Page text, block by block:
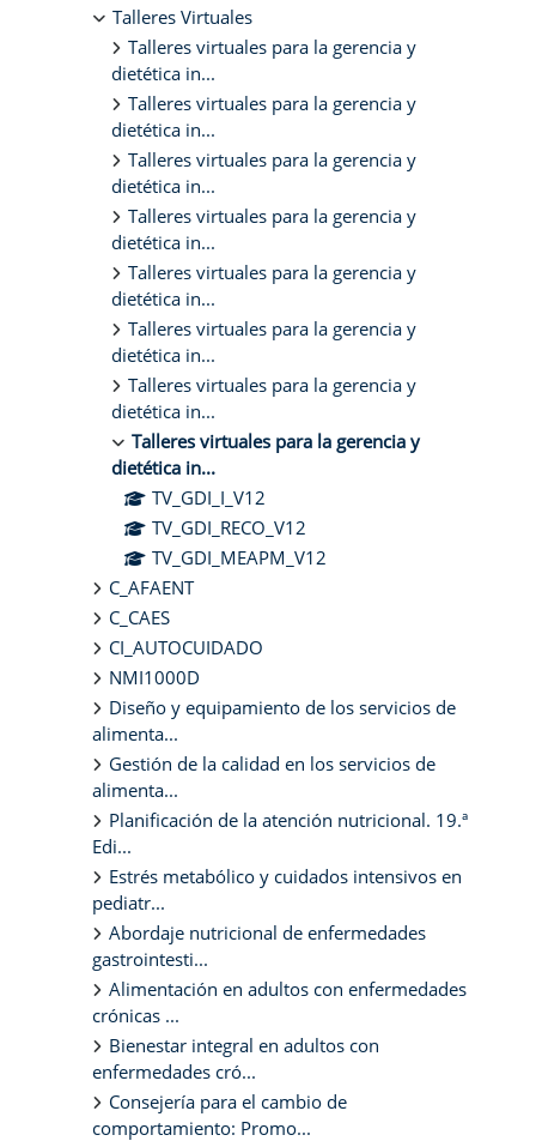
Talleres Virtuales
Talleres virtuales para la gerencia y
dietética in...
Talleres virtuales para la gerencia y
dietética in...
Talleres virtuales para la gerencia y
dietética in...
Talleres virtuales para la gerencia y
dietética in...
Talleres virtuales para la gerencia y
dietética in...
Talleres virtuales para la gerencia y
dietética in...
Talleres virtuales para la gerencia y
dietética in...
Talleres virtuales para la gerencia y
dietética in...
TV_GDI_I_V12
TV_GDI_RECO_V12
TV_GDI_MEAPM_V12
C_AFAENT
C_CAES
CI_AUTOCUIDADO
NMI1000D
Diseño y equipamiento de los servicios de
alimenta...
Gestión de la calidad en los servicios de
alimenta...
Planificación de la atención nutricional. 19.ª
Edi...
Estrés metabólico y cuidados intensivos en
pediatr...
Abordaje nutricional de enfermedades
gastrointesti...
Alimentación en adultos con enfermedades
crónicas ...
Bienestar integral en adultos con
enfermedades cró...
Consejería para el cambio de
comportamiento: Promo...